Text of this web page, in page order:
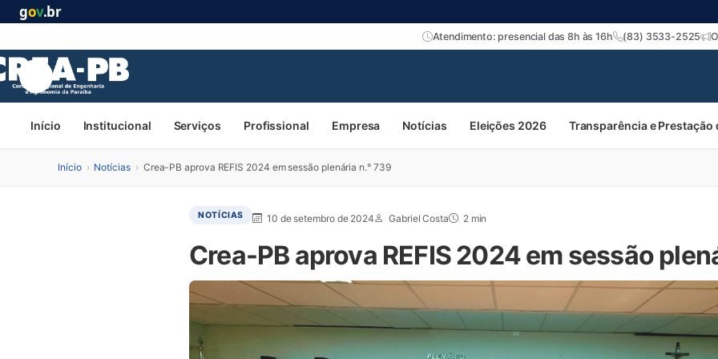
gov.br
Atendimento: presencial das 8h às 16h (83) 3533-2525
Início Institucional Serviços Profissional Empresa Notícias Eleições 2026 Transparência e Prestação
Início › Notícias › Crea-PB aprova REFIS 2024 em sessão plenária n.° 739
NOTÍCIAS 10 de setembro de 2024 Gabriel Costa 2 min
Crea-PB aprova REFIS 2024 em sessão